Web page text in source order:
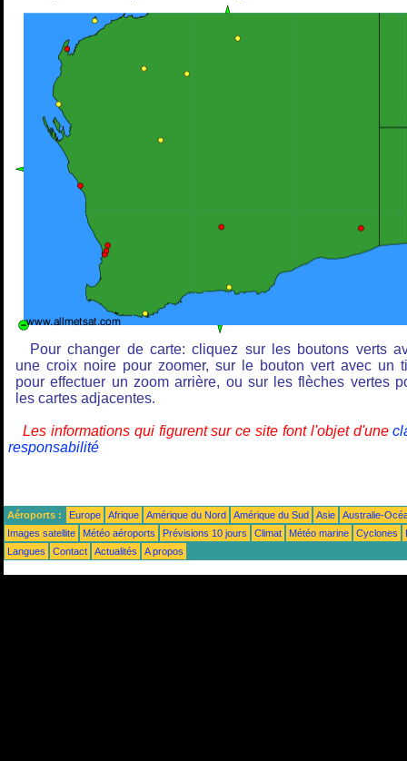
Pour changer de carte: cliquez sur les boutons verts
une croix noire pour zoomer, sur le bouton vert avec un
pour effectuer un zoom arrière, ou sur les flèches vertes
les cartes adjacentes.
Les informations qui figurent sur ce site font l'objet d'une
responsabilité
Aéroports : Europe Afrique Amérique du Nord Amérique du Sud Asie
Australie-
Images satellite
Météo aéroports Prévisions 10 jours Climat Météo marine Cyclones
Langues
Contact Actualités A propos